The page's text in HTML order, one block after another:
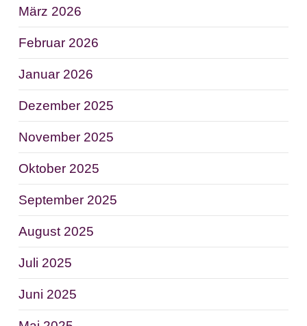
März 2026
Februar 2026
Januar 2026
Dezember 2025
November 2025
Oktober 2025
September 2025
August 2025
Juli 2025
Juni 2025